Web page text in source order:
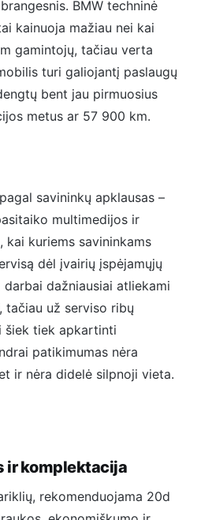
BMW techninė
kainuoja mažiau nei kai
gamintojų, tačiau verta
turi galiojantį paslaugų
bent jau pirmuosius
metus ar 57 900 km.
savininkų apklausas –
multimedijos ir
kuriems savininkams
dėl įvairių įspėjamųjų
dažniausiai atliekami
už serviso ribų
šiek tiek apkartinti
patikimumas nėra
ir nėra didelė silpnoji vieta.
ir komplektacija
rekomenduojama 20d